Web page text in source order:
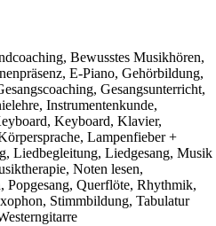
Bewusstes Musikhören,
E-Piano, Gehörbildung,
Gesangsunterricht,
Instrumentenkunde,
Keyboard, Klavier,
Lampenfieber +
Liedbegleitung, Liedgesang, Musik
Noten lesen,
Popgesang, Querflöte, Rhythmik,
Stimmbildung, Tabulatur